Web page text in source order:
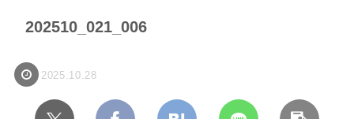
202510_021_006
2025.10.28